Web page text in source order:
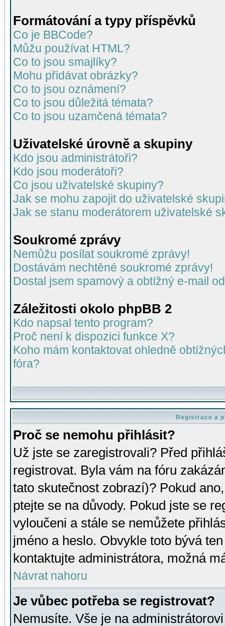
Formátování a typy příspěvků
Co je BBCode?
Můžu používat HTML?
Co to jsou smajlíky?
Mohu přidávat obrázky?
Co to jsou oznámení?
Co to jsou důležitá témata?
Co to jsou uzamčená témata?
Uživatelské úrovně a skupiny
Kdo jsou administrátoři?
Kdo jsou moderátoři?
Co jsou uživatelské skupiny?
Jak se mohu zapojit do uživatelské
Jak se stanu moderátorem uživatelské
Soukromé zprávy
Nemůžu posílat soukromé zprávy!
Dostávám nechtěné soukromé zprávy!
Dostal jsem spamový a obtížný e-mail
Záležitosti okolo phpBB 2
Kdo napsal tento program?
Proč není k dispozici funkce X?
Koho mám kontaktovat ohledně
fóra?
Registrace a
Proč se nemohu přihlásit?
Už jste se zaregistrovali? Před
registrovat. Byla vám na fóru
tato skutečnost zobrazí)? Pokud
ptejte se na důvody. Pokud jste se
vyloučeni a stále se nemůžete
jméno a heslo. Obvykle toto bývá
kontaktujte administrátora, možná
Návrat nahoru
Je vůbec potřeba se registrovat?
Nemusíte. Vše je na